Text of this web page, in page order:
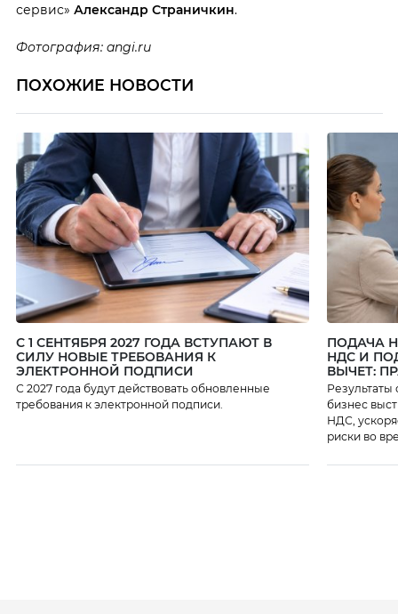
сервис» Александр Страничкин.
Фотография: angi.ru
ПОХОЖИЕ НОВОСТИ
С 1 СЕНТЯБРЯ 2027 ГОДА ВСТУПАЮТ В
СИЛУ НОВЫЕ ТРЕБОВАНИЯ К
ЭЛЕКТРОННОЙ ПОДПИСИ
С 2027 года будут действовать обновленные
требования к электронной подписи.
ПОДАЧА
НДС И
ВЫЧЕТ:
бизнес
НДС,
риски во